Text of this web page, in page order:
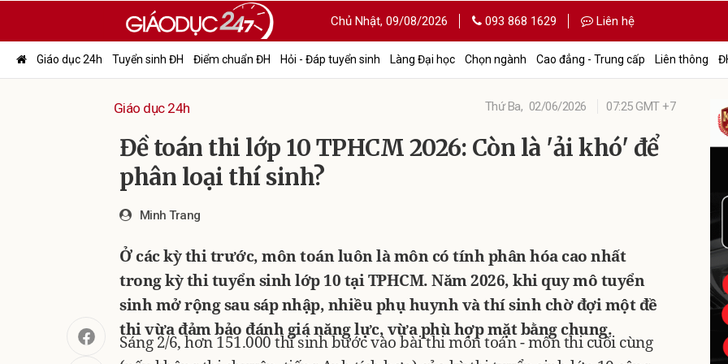
Chủ Nhật, 09/08/2026 093 868 1629 Liên hệ
Giáo dục 24h Tuyển sinh ĐH Điểm chuẩn ĐH Hỏi - Đáp tuyển sinh Làng Đại học Chọn ngành Cao đẳng - Trung cấp Liên thông
Giáo dục 24h Thứ Ba, 02/06/2026 07:25 GMT +7
Đề toán thi lớp 10 TPHCM 2026: Còn là 'ải khó' để
phân loại thí sinh?
Minh Trang
Ở các kỳ thi trước, môn toán luôn là môn có tính phân hóa cao nhất
trong kỳ thi tuyển sinh lớp 10 tại TPHCM. Năm 2026, khi quy mô tuyển
sinh mở rộng sau sáp nhập, nhiều phụ huynh và thí sinh chờ đợi một đề
thi vừa đảm bảo đánh giá năng lực, vừa phù hợp mặt bằng chung.
Sáng 2/6, hơn 151.000 thí sinh bước vào bài thi môn toán - môn thi cuối cùng